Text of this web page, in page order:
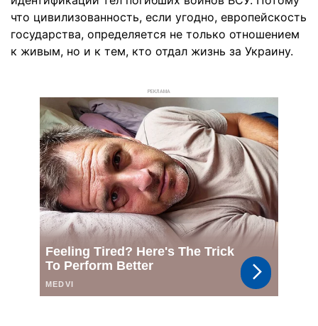
что цивилизованность, если угодно, европейскость
государства, определяется не только отношением
к живым, но и к тем, кто отдал жизнь за Украину.
РЕКЛАМА